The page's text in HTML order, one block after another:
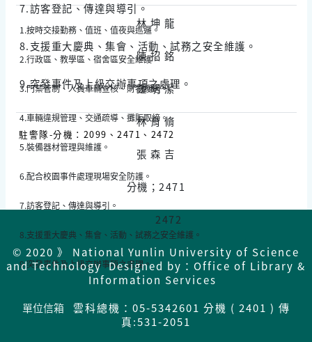
7.訪客登記、傳達與導引。
8.支援重大慶典、集會、活動、試務之安全維護。
9.突發事件及上級交辦事項之處理。
林 坤 龍
陳 招 銘
鍾 明 潔
林 育 脩
張 森 吉
分機；2471
2472
1.按時交接勤務、值班、值夜與巡邏。
2.行政區、教學區、宿舍區安全維護。
3.門禁管制、人員車輛查核、財物護送。
4.車輛違規管理、交通疏導、攤販取締。
5.裝備器材管理與維護。
6.配合校園事件處理現場安全防護。
7.訪客登記、傳達與導引。
8.支援重大慶典、集會、活動、試務之安全維護。
9.突發事件及上級交辦事項之處理。
駐警隊-分機：2099、2471、2472
© 2020 》 National Yunlin University of Science
and Technology Designed by：Office of Library &
Information Services
單位信箱
雲科總機：05-5342601 分機 ( 2401 ) 傳
真:531-2051